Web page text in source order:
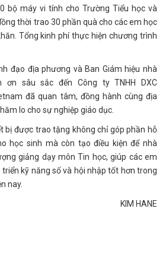
bộ máy vi tính cho Trường Tiểu học và
thời trao 30 phần quà cho các em học
Tổng kinh phí thực hiện chương trình
đạo địa phương và Ban Giám hiệu nhà
sâu sắc đến Công ty TNHH DXC
đã quan tâm, đồng hành cùng địa
lo cho sự nghiệp giáo dục.
bị được trao tặng không chỉ góp phần hỗ
học sinh mà còn tạo điều kiện để nhà
giảng dạy môn Tin học, giúp các em
kỹ năng số và hội nhập tốt hơn trong
nay.
KIM HANE